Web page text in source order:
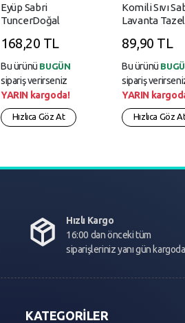
Eyüp Sabri
TuncerDoğal
Sabun 750 Ml
168,20 TL
Bu ürünü BUGÜN
sipariş verirseniz
YARIN kargoda!
Hızlıca Göz At
Komili Sıvı
Lavanta
89,90 TL
Bu ürünü
sipariş
YARIN
Hızlıca Göz
Hızlı Kargo
16:00 dan önceki tüm
siparişleriniz yanı gün
KATEGORİLER